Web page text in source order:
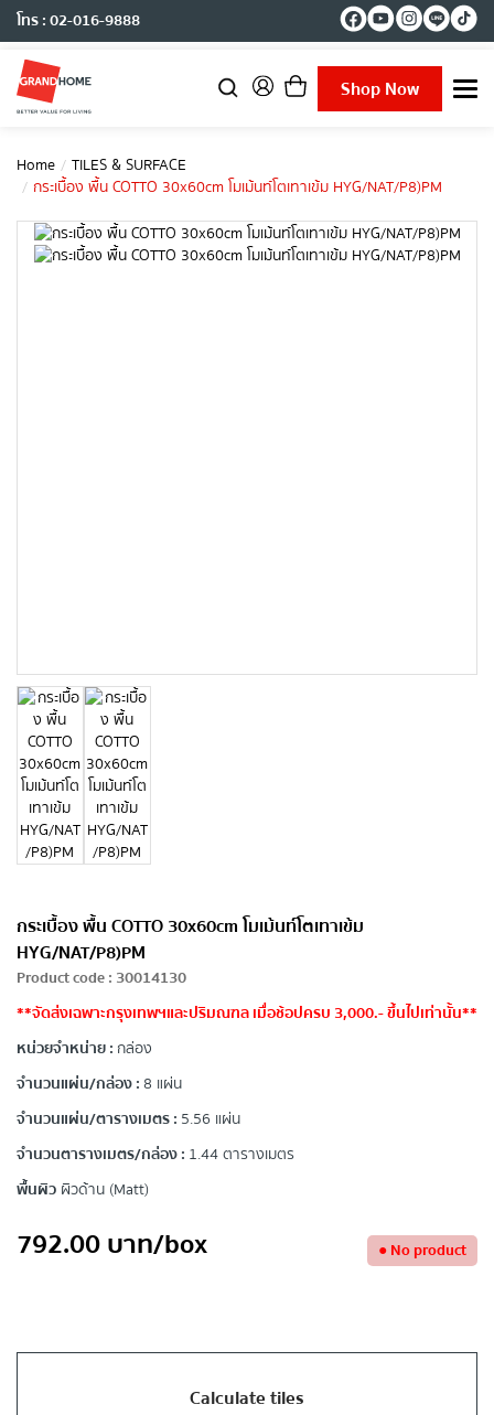
โทร : 02-016-9888
Shop Now
T
n
Home
TILES & SURFACE
กระเบื้อง พื้น COTTO 30x60cm โมเม้นท์โตเทาเข้ม HYG/NAT/P8)PM
กระเบื้อง พื้น COTTO 30x60cm โมเม้นท์โตเทาเข้ม
HYG/NAT/P8)PM
Product code: 30014130
**จัดส่งเฉพาะกรุงเทพฯและปริมณฑล เมื่อช้อปครบ 3,000.- ขึ้นไปเท่านั้น**
หน่วยจำหน่าย : กล่อง
จำนวนแผ่น/กล่อง :8 แผ่น
จำนวนแผ่น/ตารางเมตร : 5.56 แผ่น
จำนวนตารางเมตร/กล่อง : 1.44 ตารางเมตร
พื้นผิว ผิวด้าน (Matt)
792.00บาท/box ●No product
Calculate tiles